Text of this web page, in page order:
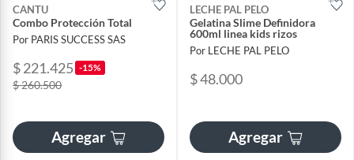
CANTU
Combo Protección Total
Por PARIS SUCCESS SAS
$ 221.425 -15%
$ 260.500
Agregar
LECHE PAL PELO
Gelatina Slime Definidora
600ml linea kids rizos
Por LECHE PAL PELO
$ 48.000
Agregar